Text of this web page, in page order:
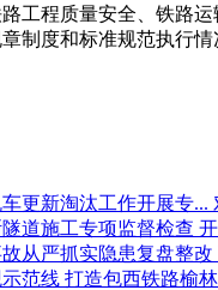
程质量安全、铁路运
度和标准规范执行情
更新淘汰工作开展专...
道施工专项监督检查
从严抓实隐患复盘整改
范线 打造包西铁路榆